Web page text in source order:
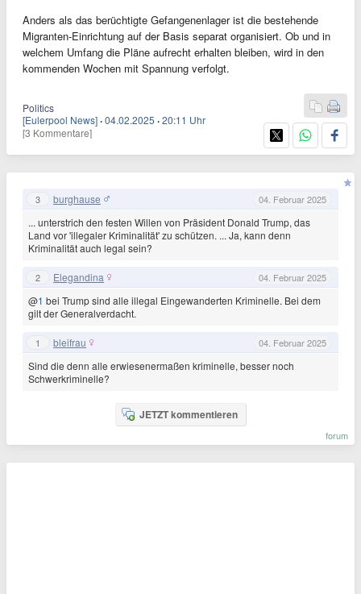
Anders als das berüchtigte Gefangenenlager ist die bestehende
Migranten-Einrichtung auf der Basis separat organisiert. Ob und in
welchem Umfang die Pläne aufrecht erhalten bleiben, wird in den
kommenden Wochen mit Spannung verfolgt.
Politics
[Eulerpool News] ·04.02.2025 ·20:11 Uhr
[3 Kommentare]
3 burghause 04. Februar 2025
... unterstrich den festen Willen von Präsident Donald Trump, das
Land vor 'illegaler Kriminalität' zu schützen. ... Ja, kann denn
Kriminalität auch legal sein?
2 Elegandina 04. Februar 2025
@1 bei Trump sind alle illegal Eingewanderten Kriminelle. Bei dem
gilt der Generalverdacht.
1 bleifrau 04. Februar 2025
Sind die denn alle erwiesenermaßen kriminelle, besser noch
Schwerkriminelle?
JETZT kommentieren
forum